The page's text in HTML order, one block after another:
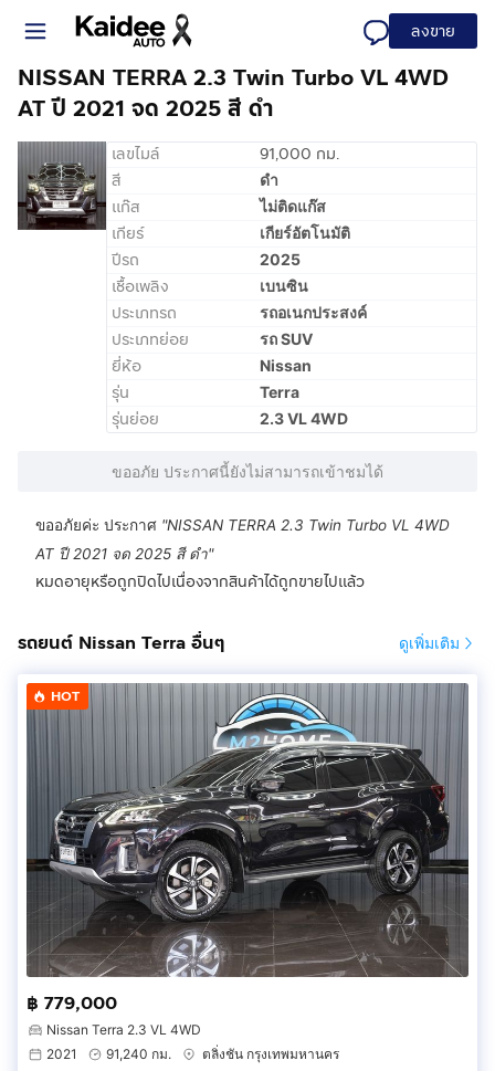
ลงขาย
NISSAN TERRA 2.3 Twin Turbo VL 4WD
AT ปี 2021 จด 2025 สี ดำ
เลขไมล์
91,000 กม.
สี
ดำ
แก๊ส ไม่ติดแก๊ส
เกียร์ เกียร์อัตโนมัติ
ปีรถ 2025
เชื้อเพลิง เบนซิน
ประเภทรถ รถอเนกประสงค์
ประเภทย่อย รถ SUV
ยี่ห้อ Nissan
รุ่น Terra
รุ่นย่อย 2.3 VL 4WD
ขออภัย ประกาศนี้ยังไม่สามารถเข้าชมได้
ขออภัยค่ะ ประกาศ "NISSAN TERRA 2.3 Twin Turbo VL 4WD
AT ปี 2021 จด 2025 สี ดำ"
หมดอายุหรือถูกปิดไปเนื่องจากสินค้าได้ถูกขายไปแล้ว
รถยนต์ Nissan Terra อื่นๆ ดูเพิ่มเติม
HOT
฿ 779,000
Nissan Terra 2.3 VL 4WD
2021
91,240 กม.
ตลิ่งชัน กรุงเทพมหานคร